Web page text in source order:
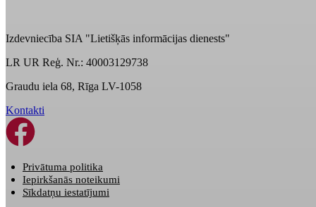
Izdevniecība SIA "Lietišķās informācijas dienests"
LR UR Reģ. Nr.: 40003129738
Graudu iela 68, Rīga LV-1058
Kontakti
Privātuma politika
Iepirkšanās noteikumi
Sīkdatņu iestatījumi